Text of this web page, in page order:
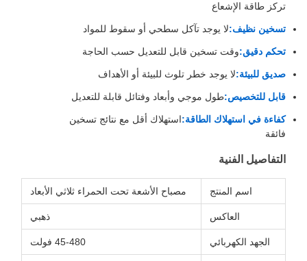
الإشعاع
نظيف:لا يوجد تآكل سطحي أو سقوط للمواد
وقت تسخين قابل للتعديل حسب الحاجة
لا يوجد خطر تلوث للبيئة أو الأهداف
طول موجي وأبعاد وفتائل قابلة للتعديل
في استهلاك الطاقة:استهلاك أقل مع نتائج تسخين
الفنية
مصباح الأشعة تحت الحمراء ثلاثي الأبعاد
الكهربائي